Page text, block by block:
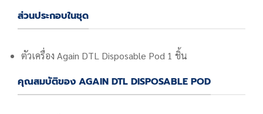
ส่วนประกอบในชุด
ตัวเครื่อง Again DTL Disposable Pod 1 ชิ้น
คุณสมบัติของ AGAIN DTL DISPOSABLE POD